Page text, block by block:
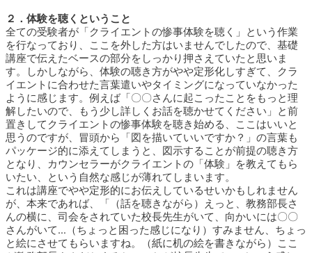
２．体験を聴くということ
全ての受験者が「クライエントの惨事体験を聴く」という作業
を行なっており、ここを外した方はいませんでしたので、基礎
講座で伝えたベースの部分をしっかり押さえていたと思いま
す。しかしながら、体験の聴き方がやや定形化しすぎて、クラ
イエントに合わせた言葉遣いやタイミングになっていなかった
ように感じます。例えば「〇〇さんに起こったことをもっと理
解したいので、もう少し詳しくお話を聴かせてください」と前
置きしてクライエントの惨事体験を聴き始める、ここはいいと
思うのですが、冒頭から「図を描いていいですか？」の言葉も
パッケージ的に添えてしまうと、図示することが前提の聴き方
となり、カウンセラーがクライエントの「体験」を教えてもら
いたい、という自然な感じが薄れてしまいます。
これは講座でやや定形的にお伝えしているせいかもしれません
が、本来であれば、「（話を聴きながら）えっと、教務部長さ
んの横に、司会をされていた校長先生がいて、向かいには〇〇
さんがいて…（ちょっと困った感じになり）すみません、ちょっ
と絵にさせてもらいますね。（紙に机の絵を書きながら）ここ